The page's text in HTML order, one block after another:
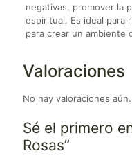
negativas, promover la
espiritual. Es ideal para
para crear un ambiente
Valoraciones
No hay valoraciones aún.
Sé el primero
Rosas”